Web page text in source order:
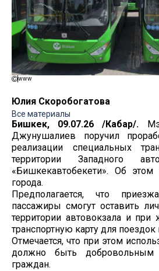
www
Юлия Скоробогатова
Все материалы
Бишкек, 09.07.26 /Кабар/.
Джунушалиев поручил
реализации специальных
территории Западного
«Бишкекавтобекети». Об
города.
Предполагается, что
пассажиры смогут оставить
территории автовокзала и при
транспортную карту для поездок
Отмечается, что при этом
должно быть
граждан.